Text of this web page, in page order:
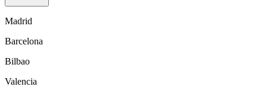
Madrid
Barcelona
Bilbao
Valencia